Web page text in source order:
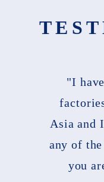
"I
Asia and
any of
you